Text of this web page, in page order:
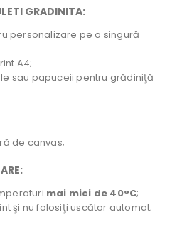
GRADINITA:
personalizare pe o singură
A4;
sau papuceii pentru grădiniţă
de canvas;
mai mici de 40°C;
şi nu folosiţi uscător automat;